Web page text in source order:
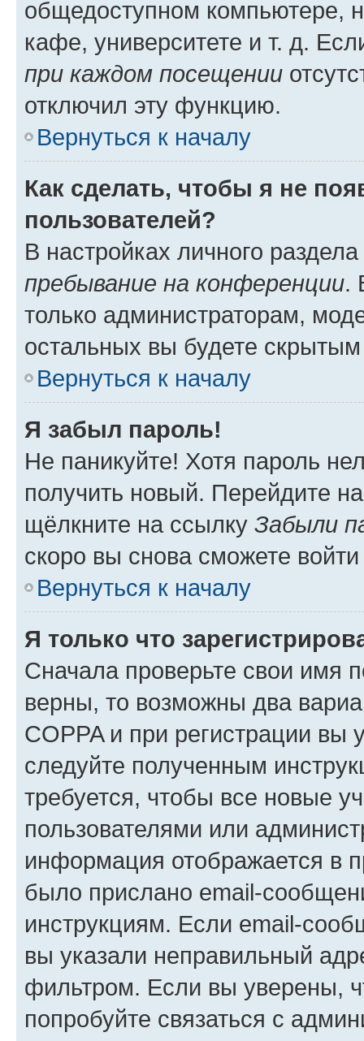
общедоступном компьютере,
кафе, университете и т. д.
при каждом посещении
отключил эту функцию.
Вернуться к началу
Как сделать, чтобы я не
пользователей?
В настройках личного
пребывание на конференции.
только администраторам,
остальных вы будете
Вернуться к началу
Я забыл пароль!
Не паникуйте! Хотя пароль
получить новый. Перейдите
щёлкните на ссылку Забыли
скоро вы снова сможете
Вернуться к началу
Я только что
Сначала проверьте свои имя
верны, то возможны два
COPPA и при регистрации вы
следуйте полученным
требуется, чтобы все новые
пользователями или
информация отображается в
было прислано email-
инструкциям. Если email-
вы указали неправильный
фильтром. Если вы уверены,
попробуйте связаться с